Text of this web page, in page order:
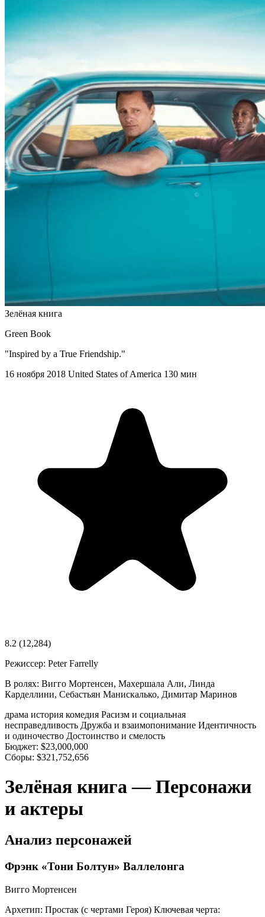
Зелёная книга
Green Book
"Inspired by a True Friendship."
16 ноября 2018 United States of America 130 мин
8.2 (12,284)
Режиссер: Peter Farrelly
В ролях: Вигго Мортенсен, Махершала Али, Линда
Карделлини, Себастьян Манискалько, Димитар Маринов
драма история комедия Расизм и социальная
несправедливость Дружба и взаимопонимание Идентичность
и одиночество Достоинство и смелость
Бюджет: $23,000,000
Сборы: $321,752,656
Зелёная книга — Персонажи
и актеры
Анализ персонажей
Фрэнк «Тони Болтун» Валлелонга
Вигго Мортенсен
Архетип: Простак (с чертами Героя) Ключевая черта: